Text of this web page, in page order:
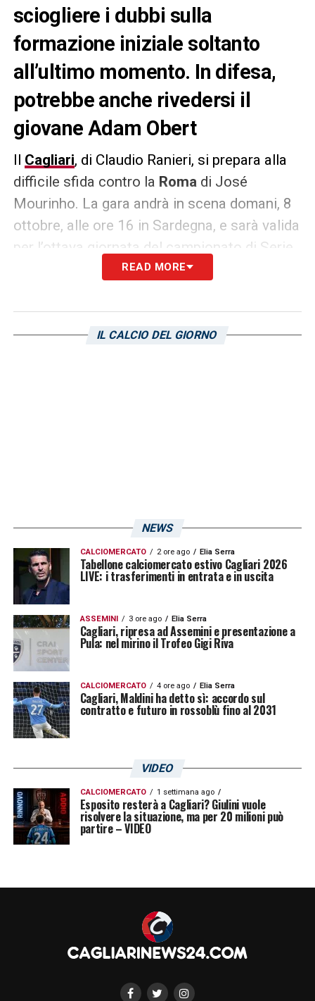
sciogliere i dubbi sulla
formazione iniziale soltanto
all’ultimo momento. In difesa,
potrebbe anche rivedersi il
giovane Adam Obert
Il Cagliari, di Claudio Ranieri, si prepara alla
difficile sfida contro la Roma di José
Mourinho. La gara andrà in scena domani, 8
ottobre, alle ore 16 in Sardegna, e sarà valida
per l’ottava giornata del campionato di Serie
A 2023/2024. Il tecnico romano potrebbe
soltanto all’ultimo momento. In difesa,
potrebbe anche rivedersi il giovane Adam
READ MORE
IL CALCIO DEL GIORNO
NEWS
CALCIOMERCATO 2 ore ago Elia Serra
Tabellone calciomercato estivo Cagliari 2026
LIVE: i trasferimenti in entrata e in uscita
ASSEMINI 3 ore ago Elia Serra
Cagliari, ripresa ad Assemini e presentazione a
Pula: nel mirino il Trofeo Gigi Riva
CALCIOMERCATO 4 ore ago Elia Serra
Cagliari, Maldini ha detto sì: accordo sul
contratto e futuro in rossoblù fino al 2031
VIDEO
CALCIOMERCATO 1 settimana ago
Esposito resterà a Cagliari? Giulini vuole
risolvere la situazione, ma per 20 milioni può
partire – VIDEO